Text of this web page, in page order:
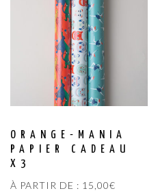
ORANGE-MANIA
PAPIER CADEAU
X3
À PARTIR DE : 15,00€